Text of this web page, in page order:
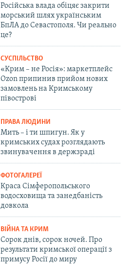
Російська влада обіцяє закрити
морський шлях українським
БпЛА до Севастополя. Чи реально
це?
СУСПІЛЬСТВО
«Крим – не Росія»: маркетплейс
Ozon припинив прийом нових
замовлень на Кримському
півострові
ПРАВА ЛЮДИНИ
Мить – і ти шпигун. Як у
кримських судах розглядають
звинувачення в держзраді
ФОТОГАЛЕРЕЇ
Краса Сімферопольського
водосховища та занедбаність
довкола
ВІЙНА ТА КРИМ
Сорок днів, сорок ночей. Про
результати кримської операції з
примусу Росії до миру